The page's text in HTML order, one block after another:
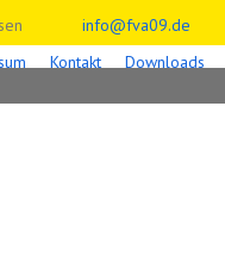
info@fva09.de
Kontakt
Downloads